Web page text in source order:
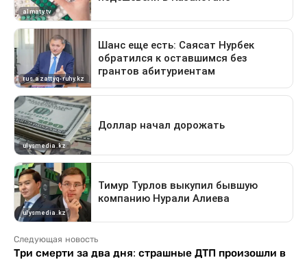
Следующая новость
Три смерти за два дня: страшные ДТП произошли в